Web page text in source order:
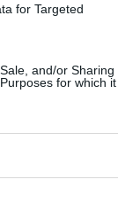
for Targeted
and/or Sharing
for which it